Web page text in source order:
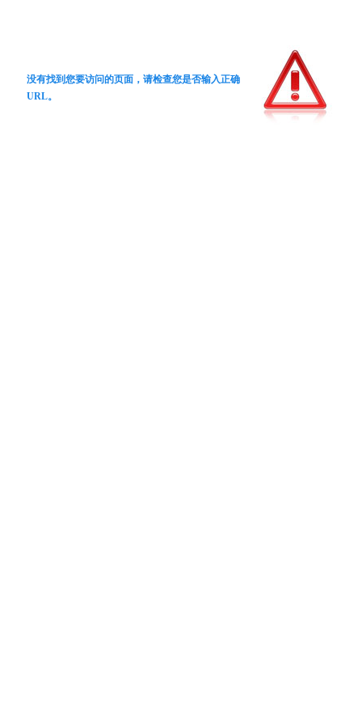
没有找到您要访问的页面，请检查您是否输入正确
URL。